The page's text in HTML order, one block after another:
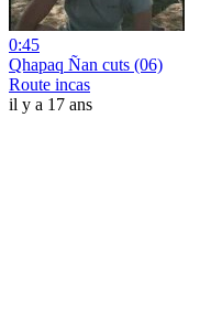
0:45
Qhapaq Ñan cuts (06)
Route incas
il y a 17 ans